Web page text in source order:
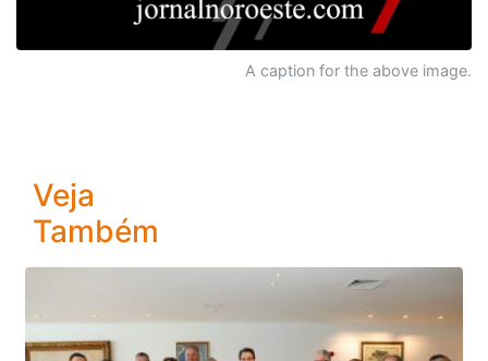
A caption for the above image.
Veja
Também